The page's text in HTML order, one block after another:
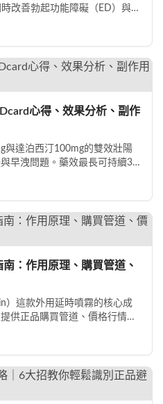
改善勃起功能障礙（ED）與早
心得、效果分析、副作
與達泊西汀100mg的雙效壯陽
早洩問題。藥效最長可持續36
：作用原理、購買管道、
）這款外用延時噴霧的核心成
供正品購買管道、價格行情比